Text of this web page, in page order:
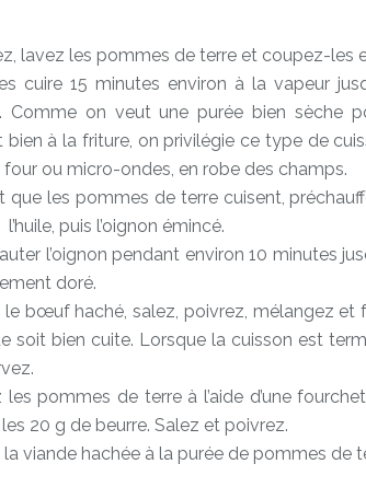
lavez les pommes de terre et coupez-les
cuire 15 minutes environ à la vapeur
Comme on veut une purée bien sèche
bien à la friture, on privilégie ce type de
four ou micro-ondes, en robe des champs.
que les pommes de terre cuisent,
puis l’oignon émincé.
l’oignon pendant environ 10 minutes
doré.
bœuf haché, salez, poivrez, mélangez et
soit bien cuite. Lorsque la cuisson est
les pommes de terre à l’aide d’une
20 g de beurre. Salez et poivrez.
viande hachée à la purée de pommes de